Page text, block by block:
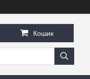
Кошик